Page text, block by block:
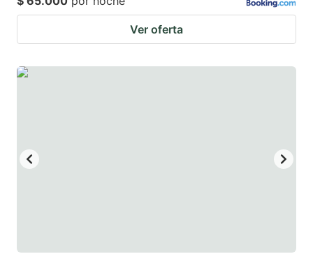
Ver oferta